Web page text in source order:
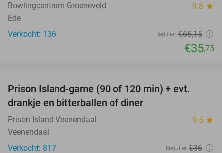
Bowlingcentrum Groeneveld 9.8 star
Ede
Verkocht: 136
Regulier €65,15
€35,75
Prison Island-game (90 of 120 min) + evt.
drankje en bitterballen of diner
Prison Island Veenendaal 9.5 star
Veenendaal
Verkocht: 817
Regulier €36